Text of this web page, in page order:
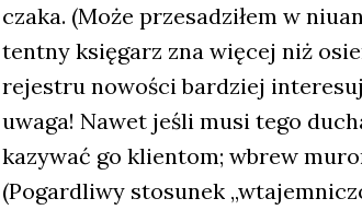
cza­ka. (Może prze­sa­dzi­łem w
tent­ny księ­garz zna wię­cej niż
reje­stru nowo­ści bar­dziej
uwa­ga! Nawet jeśli musi tego
ka­zy­wać go klien­tom; wbrew
(Pogar­dli­wy sto­su­nek